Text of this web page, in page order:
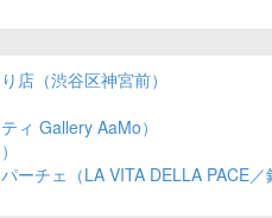
（渋谷区神宮前）
ィ Gallery AaMo）
ーチェ（LA VITA DELLA PACE